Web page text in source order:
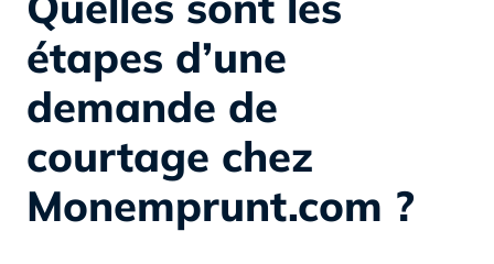
étapes d’une
demande de
courtage chez
Monemprunt.com ?